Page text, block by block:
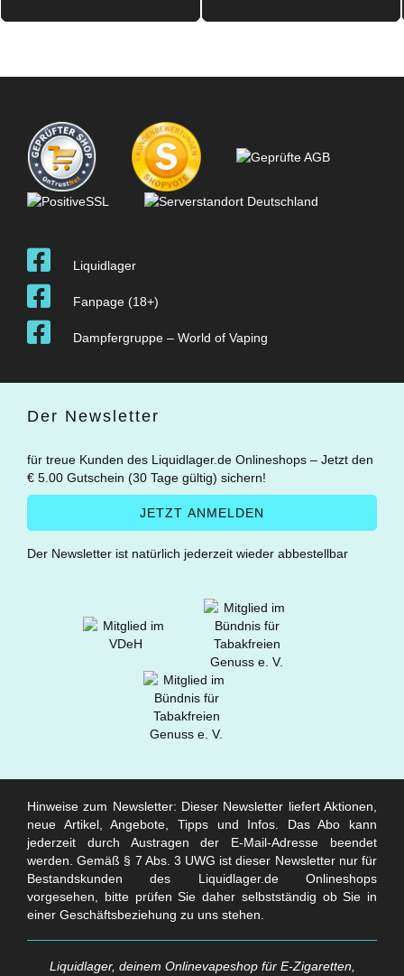
Liquidlager
Fanpage (18+)
Dampfergruppe – World of Vaping
Der Newsletter
für treue Kunden des Liquidlager.de Onlineshops – Jetzt den
€ 5.00 Gutschein (30 Tage gültig) sichern!
Der Newsletter ist natürlich jederzeit wieder abbestellbar
Hinweise zum Newsletter: Dieser Newsletter liefert Aktionen,
neue Artikel, Angebote, Tipps und Infos. Das Abo kann
jederzeit durch Austragen der E-Mail-Adresse beendet
werden. Gemäß § 7 Abs. 3 UWG ist dieser Newsletter nur für
Bestandskunden des Liquidlager.de Onlineshops
vorgesehen, bitte prüfen Sie daher selbstständig ob Sie in
einer Geschäftsbeziehung zu uns stehen.
Liquidlager, deinem Onlinevapeshop für E-Zigaretten,